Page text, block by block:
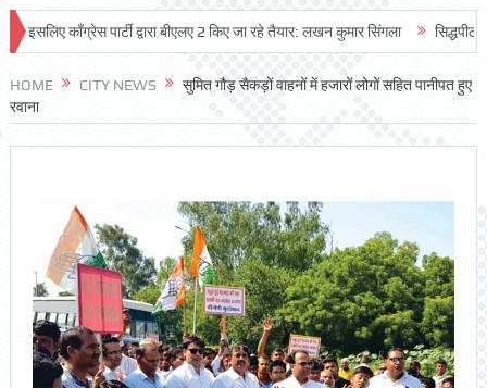
काँग्रेस पार्टी द्वारा बीएलए 2 किए जा रहे तैयार: लखन कुमार सिंगला सिद्धपीठ श्री
HOME CITY NEWS
सुमित गौड़ सैकड़ों वाहनों में हजारों लोगों सहित पानीपत हुए
रवाना